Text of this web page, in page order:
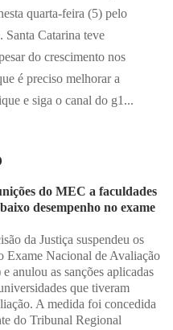
quarta-feira (5) pelo
Catarina teve
do crescimento nos
é preciso melhorar a
e siga o canal do g1...
do MEC a faculdades
desempenho no exame
da Justiça suspendeu os
Exame Nacional de Avaliação
anulou as sanções aplicadas
que tiveram
A medida foi concedida
do Tribunal Regional